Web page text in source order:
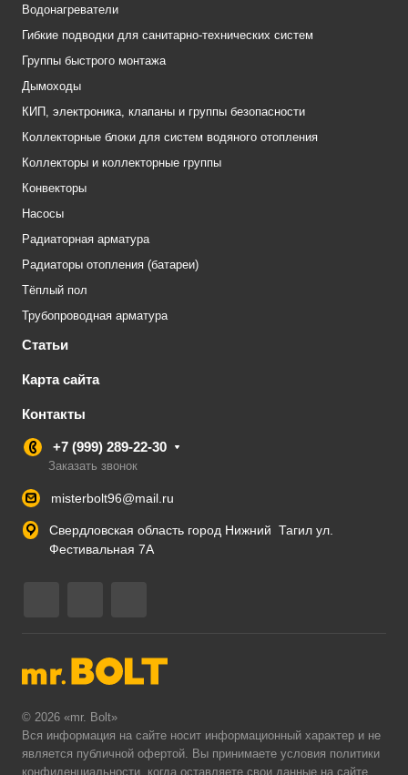
Водонагреватели
Гибкие подводки для санитарно-технических систем
Группы быстрого монтажа
Дымоходы
КИП, электроника, клапаны и группы безопасности
Коллекторные блоки для систем водяного отопления
Коллекторы и коллекторные группы
Конвекторы
Насосы
Радиаторная арматура
Радиаторы отопления (батареи)
Тёплый пол
Трубопроводная арматура
Статьи
Карта сайта
Контакты
+7 (999) 289-22-30
Заказать звонок
misterbolt96@mail.ru
Свердловская область город Нижний Тагил ул.
Фестивальная 7А
© 2026 «mr. Bolt»
Вся информация на сайте носит информационный характер и не
является публичной офертой. Вы принимаете условия политики
конфиденциальности , когда оставляете свои данные на сайте.